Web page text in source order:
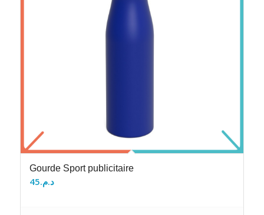
Gourde Sport publicitaire
د.م.45